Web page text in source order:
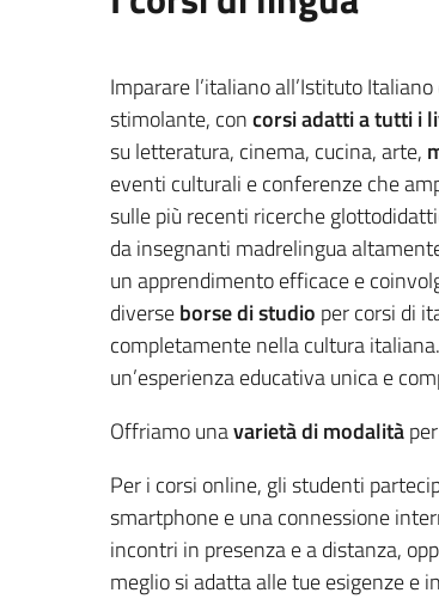
Imparare l’italiano all’Istituto
stimolante, concorsi adatti a tutti i
su letteratura, cinema, cucina, arte,
eventi culturali e conferenze che
sulle più recenti ricerche
da insegnanti madrelingua
un apprendimento efficace e
diverseborse di studio per corsi di
completamente nella cultura
un’esperienza educativa unica e
Offriamo unavarietà di modalità
Per i corsi online, gli studenti
smartphone e una connessione
incontri in presenza e a distanza,
meglio si adatta alle tue esigenze e